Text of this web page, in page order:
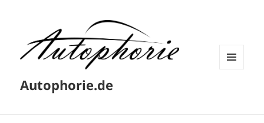
Autophorie.de